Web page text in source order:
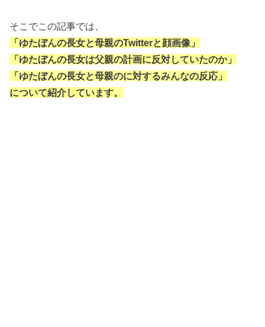
そこでこの記事では、
「ゆたぼんの長女と母親のTwitterと顔画像」
「ゆたぼんの長女は父親の計画に反対していたのか」
「ゆたぼんの長女と母親のに対するみんなの反応」
について紹介しています。